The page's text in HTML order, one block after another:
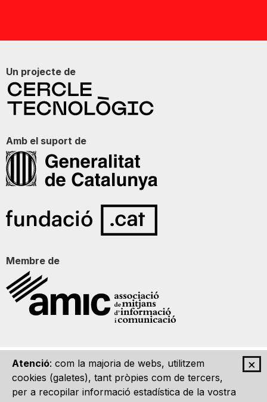
×
Atenció: com la majoria de webs, utilitzem
cookies (galetes), tant pròpies com de tercers,
per a recopilar informació estadística de la vostra
Un projecte de
Amb el suport de
Membre de
Qui som Contacte Imatge Gràfica Avís legal